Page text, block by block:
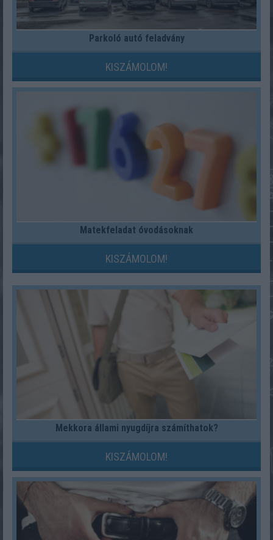
Parkoló autó feladvány
KISZÁMOLOM!
Matekfeladat óvodásoknak
KISZÁMOLOM!
Mekkora állami nyugdíjra számíthatok?
KISZÁMOLOM!